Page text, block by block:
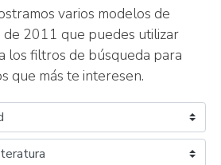
varios modelos de
de 2011 que puedes utilizar
los filtros de búsqueda para
que más te interesen.